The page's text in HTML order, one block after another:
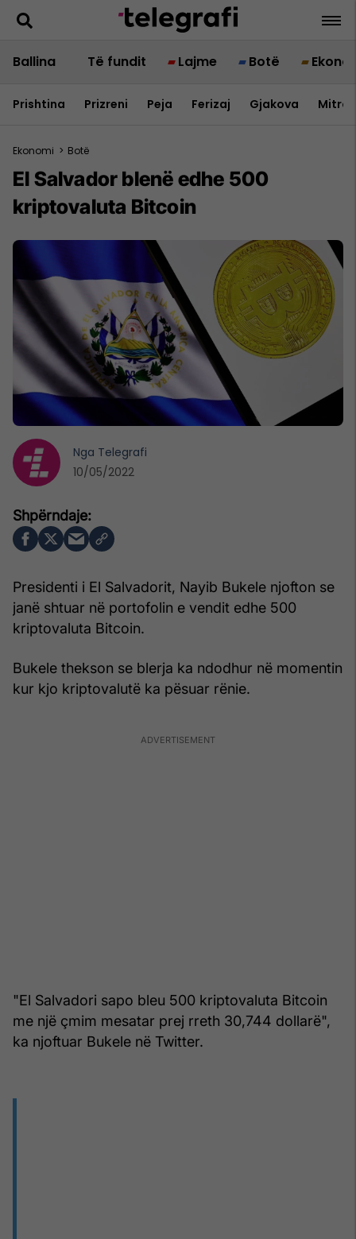
Ballina Të fundit Lajme Botë
Prishtina Prizreni Peja Ferizaj Gjakova
Ekonomi > Botë
El Salvador blenë edhe 500
kriptovaluta Bitcoin
Presidenti i El Salvadorit, Nayib Bukele njofton se
janë shtuar në portofolin e vendit edhe 500
kriptovaluta Bitcoin.
Bukele thekson se blerja ka ndodhur në momentin
kur kjo kriptovalutë ka pësuar rënie.
"El Salvadori sapo bleu 500 kriptovaluta Bitcoin
me një çmim mesatar prej rreth 30,744 dollarë",
ka njoftuar Bukele në Twitter.
Nga Telegrafi
10/05/2022